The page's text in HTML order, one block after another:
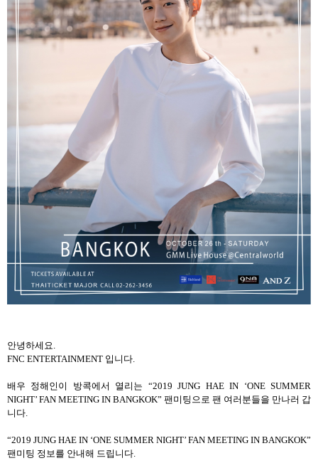
안녕하세요
FNC ENTERTAINMENT 입니다
배우 정해인이 방콕에서 열리는 “2019 JUNG HAE IN ‘ONE SUMMER
NIGHT’ FAN MEETING IN BANGKOK” 팬미팅으로 팬 여러분들을 만나러 갑
니다
“2019 JUNG HAE IN ‘ONE SUMMER NIGHT’ FAN MEETING IN BANGKOK”
팬미팅 정보를 안내해 드립니다